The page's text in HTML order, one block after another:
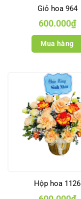
Giỏ hoa 964
600.000₫
Mua hàng
Hộp hoa 1126